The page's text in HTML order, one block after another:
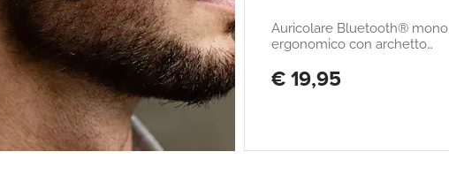
Auricolare Bluetooth® mono
ergonomico con archetto
€ 19,95